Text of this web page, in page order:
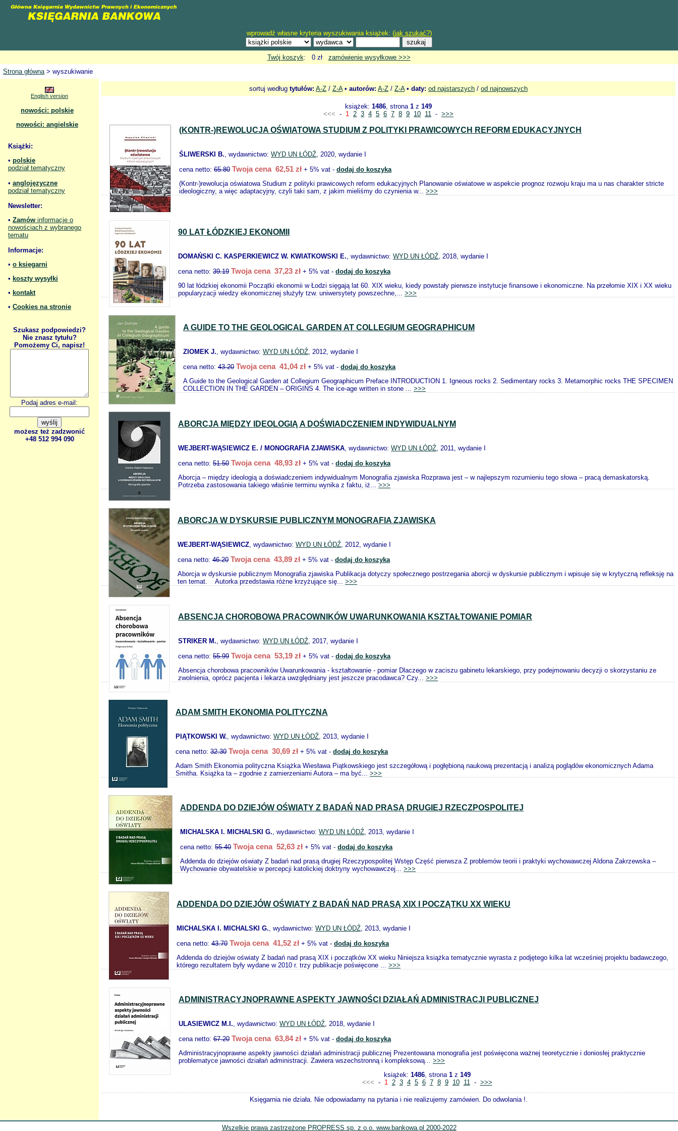
wprowadź własne kryteria wyszukiwania książek: (jak szukać?)
Twój koszyk: 0 zł zamówienie wysyłkowe >>>
Strona główna> wyszukiwanie
English version
nowości: polskie
nowości: angielskie
Książki:
• polskie
podział tematyczny
• anglojęzyczne
podział tematyczny
Newsletter:
• Zamów informacje o
nowościach z wybranego
tematu
Informacje:
• o księgarni
• koszty wysyłki
• kontakt
• Cookies na stronie
Szukasz podpowiedzi?
Nie znasz tytułu?
Pomożemy Ci, napisz!
Podaj adres e-mail:
możesz też zadzwonić
+48 512 994 090
sortuj według tytułów: A-Z / Z-A• autorów: A-Z / Z-A• daty: od najstarszych / od najnowszych
książek: 1486, strona 1 z 149
<<< - 1 2 3 4 5 6 7 8 9 10 11 - >>>
(KONTR-)REWOLUCJA OŚWIATOWA STUDIUM Z POLITYKI PRAWICOWYCH REFORM EDUKACYJNYCH
ŚLIWERSKI B., wydawnictwo: WYD UN ŁÓDŹ, 2020, wydanie I
cena netto: 65.80 Twoja cena 62,51 zł + 5% vat - dodaj do koszyka
(Kontr-)rewolucja oświatowa Studium z polityki prawicowych reform edukacyjnych Planowanie oświatowe w aspekcie prognoz rozwoju kraju ma u nas charakter stricte
ideologiczny, a więc adaptacyjny, czyli taki sam, z jakim mieliśmy do czynienia w... >>>
90 LAT ŁÓDZKIEJ EKONOMII
DOMAŃSKI C. KASPERKIEWICZ W. KWIATKOWSKI E., wydawnictwo: WYD UN ŁÓDŹ, 2018, wydanie I
cena netto: 39.19 Twoja cena 37,23 zł + 5% vat - dodaj do koszyka
90 lat łódzkiej ekonomii Początki ekonomii w Łodzi sięgają lat 60. XIX wieku, kiedy powstały pierwsze instytucje finansowe i ekonomiczne. Na przełomie XIX i XX wieku
popularyzacji wiedzy ekonomicznej służyły tzw. uniwersytety powszechne,... >>>
A GUIDE TO THE GEOLOGICAL GARDEN AT COLLEGIUM GEOGRAPHICUM
ZIOMEK J., wydawnictwo: WYD UN ŁÓDŹ, 2012, wydanie I
cena netto: 43.20 Twoja cena 41,04 zł + 5% vat - dodaj do koszyka
A Guide to the Geological Garden at Collegium Geographicum Preface INTRODUCTION 1. Igneous rocks 2. Sedimentary rocks 3. Metamorphic rocks THE SPECIMEN
COLLECTION IN THE GARDEN – ORIGINS 4. The ice-age written in stone ... >>>
ABORCJA MIĘDZY IDEOLOGIĄ A DOŚWIADCZENIEM INDYWIDUALNYM
WEJBERT-WĄSIEWICZ E. / MONOGRAFIA ZJAWISKA, wydawnictwo: WYD UN ŁÓDŹ, 2011, wydanie I
cena netto: 51.50 Twoja cena 48,93 zł + 5% vat - dodaj do koszyka
Aborcja – między ideologią a doświadczeniem indywidualnym Monografia zjawiska Rozprawa jest – w najlepszym rozumieniu tego słowa – pracą demaskatorską.
Potrzeba zastosowania takiego właśnie terminu wynika z faktu, iż... >>>
ABORCJA W DYSKURSIE PUBLICZNYM MONOGRAFIA ZJAWISKA
WEJBERT-WĄSIEWICZ, wydawnictwo: WYD UN ŁÓDŹ, 2012, wydanie I
cena netto: 46.20 Twoja cena 43,89 zł + 5% vat - dodaj do koszyka
Aborcja w dyskursie publicznym Monografia zjawiska Publikacja dotyczy społecznego postrzegania aborcji w dyskursie publicznym i wpisuje się w krytyczną refleksję na
ten temat. Autorka przedstawia różne krzyżujące się... >>>
ABSENCJA CHOROBOWA PRACOWNIKÓW UWARUNKOWANIA KSZTAŁTOWANIE POMIAR
STRIKER M., wydawnictwo: WYD UN ŁÓDŹ, 2017, wydanie I
cena netto: 55.99 Twoja cena 53,19 zł + 5% vat - dodaj do koszyka
Absencja chorobowa pracowników Uwarunkowania - kształtowanie - pomiar Dlaczego w zaciszu gabinetu lekarskiego, przy podejmowaniu decyzji o skorzystaniu ze
zwolnienia, oprócz pacjenta i lekarza uwzględniany jest jeszcze pracodawca? Czy... >>>
ADAM SMITH EKONOMIA POLITYCZNA
PIĄTKOWSKI W., wydawnictwo: WYD UN ŁÓDŹ, 2013, wydanie I
cena netto: 32.30 Twoja cena 30,69 zł + 5% vat - dodaj do koszyka
Adam Smith Ekonomia polityczna Książka Wiesława Piątkowskiego jest szczegółową i pogłębioną naukową prezentacją i analizą poglądów ekonomicznych Adama
Smitha. Książka ta – zgodnie z zamierzeniami Autora – ma być... >>>
ADDENDA DO DZIEJÓW OŚWIATY Z BADAŃ NAD PRASĄ DRUGIEJ RZECZPOSPOLITEJ
MICHALSKA I. MICHALSKI G., wydawnictwo: WYD UN ŁÓDŹ, 2013, wydanie I
cena netto: 55.40 Twoja cena 52,63 zł + 5% vat - dodaj do koszyka
Addenda do dziejów oświaty Z badań nad prasą drugiej Rzeczypospolitej Wstęp Część pierwsza Z problemów teorii i praktyki wychowawczej Aldona Zakrzewska –
Wychowanie obywatelskie w percepcji katolickiej doktryny wychowawczej... >>>
ADDENDA DO DZIEJÓW OŚWIATY Z BADAŃ NAD PRASĄ XIX I POCZĄTKU XX WIEKU
MICHALSKA I. MICHALSKI G., wydawnictwo: WYD UN ŁÓDŹ, 2013, wydanie I
cena netto: 43.70 Twoja cena 41,52 zł + 5% vat - dodaj do koszyka
Addenda do dziejów oświaty Z badań nad prasą XIX i początków XX wieku Niniejsza książka tematycznie wyrasta z podjętego kilka lat wcześniej projektu badawczego,
którego rezultatem były wydane w 2010 r. trzy publikacje poświęcone ... >>>
ADMINISTRACYJNOPRAWNE ASPEKTY JAWNOŚCI DZIAŁAŃ ADMINISTRACJI PUBLICZNEJ
ULASIEWICZ M.I., wydawnictwo: WYD UN ŁÓDŹ, 2018, wydanie I
cena netto: 67.20 Twoja cena 63,84 zł + 5% vat - dodaj do koszyka
Administracyjnoprawne aspekty jawności działań administracji publicznej Prezentowana monografia jest poświęcona ważnej teoretycznie i doniosłej praktycznie
problematyce jawności działań administracji. Zawiera wszechstronną i kompleksową... >>>
książek: 1486, strona 1z 149
<<< - 1 2 3 4 5 6 7 8 9 10 11- >>>
Księgarnia nie działa. Nie odpowiadamy na pytania i nie realizujemy zamówien. Do odwolania !.
Wszelkie prawa zastrzeżone PROPRESS sp. z o.o. www.bankowa.pl 2000-2022